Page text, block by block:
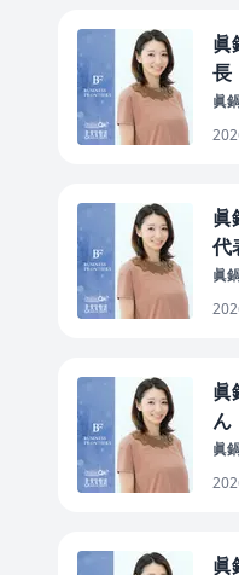
眞
長
眞
眞
代
眞
眞
ん
眞
眞